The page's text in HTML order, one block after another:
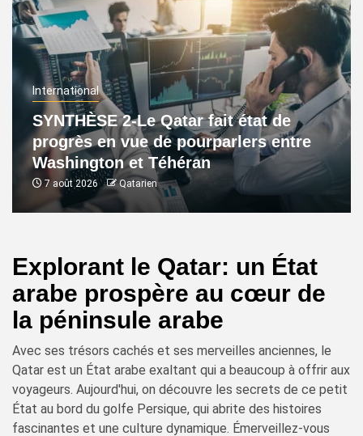
International
SYNTHÈSE 2-Le Qatar fait état de
progrès en vue de pourparlers entre
Washington et Téhéran
7 août 2026 Qatarien
Explorant le Qatar: un État
arabe prospère au cœur de
la péninsule arabe
Avec ses trésors cachés et ses merveilles anciennes, le
Qatar est un État arabe exaltant qui a beaucoup à offrir aux
voyageurs. Aujourd'hui, on découvre les secrets de ce petit
État au bord du golfe Persique, qui abrite des histoires
fascinantes et une culture dynamique. Émerveillez-vous